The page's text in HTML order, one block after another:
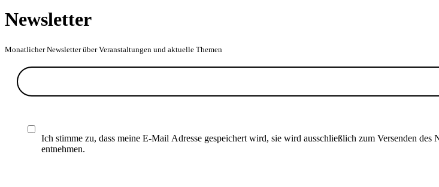
Newsletter
Monatlicher Newsletter über Veranstaltungen und aktuelle Themen
Ich stimme zu, dass meine E-Mail Adresse gespeichert wird, sie wird ausschließlich zum Versenden
entnehmen.